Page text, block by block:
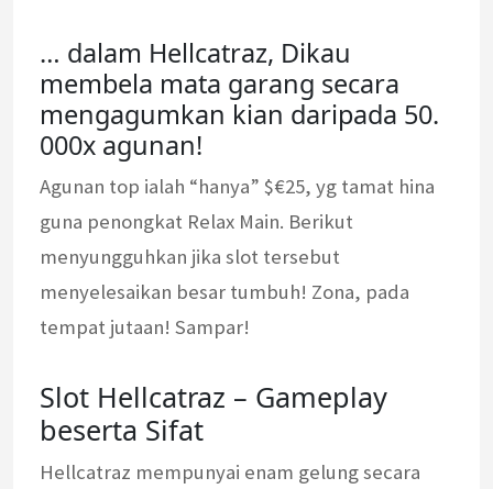
… dalam Hellcatraz, Dikau
membela mata garang secara
mengagumkan kian daripada 50.
000x agunan!
Agunan top ialah “hanya” $€25, yg tamat hina
guna penongkat Relax Main. Berikut
menyungguhkan jika slot tersebut
menyelesaikan besar tumbuh! Zona, pada
tempat jutaan! Sampar!
Slot Hellcatraz – Gameplay
beserta Sifat
Hellcatraz mempunyai enam gelung secara